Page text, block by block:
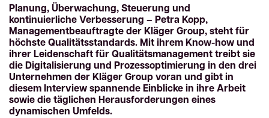
Planung, Überwachung, Steuerung und
kontinuierliche Verbesserung – Petra Kopp,
Managementbeauftragte der Kläger Group, steht für
höchste Qualitätsstandards. Mit ihrem Know-how und
ihrer Leidenschaft für Qualitätsmanagement treibt sie
die Digitalisierung und Prozessoptimierung in den drei
Unternehmen der Kläger Group voran und gibt in
diesem Interview spannende Einblicke in ihre Arbeit
sowie die täglichen Herausforderungen eines
dynamischen Umfelds.